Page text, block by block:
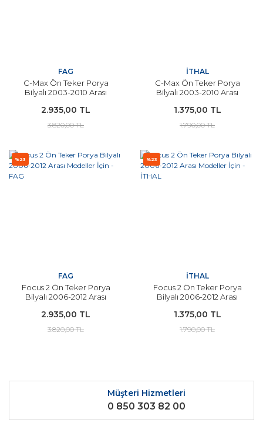
FAG
C-Max Ön Teker Porya
Bilyalı 2003-2010 Arası
2.935,00 TL
3.820,00 TL
İTHAL
C-Max Ön Teker Porya
Bilyalı 2003-2010 Arası
1.375,00 TL
1.790,00 TL
%23
FAG
Focus 2 Ön Teker Porya
Bilyalı 2006-2012 Arası
2.935,00 TL
3.820,00 TL
%23
İTHAL
Focus 2 Ön Teker Porya
Bilyalı 2006-2012 Arası
1.375,00 TL
1.790,00 TL
Müşteri Hizmetleri
0 850 303 82 00